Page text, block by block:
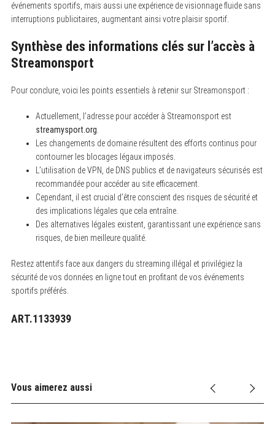
événements sportifs, mais aussi une expérience de visionnage fluide sans
interruptions publicitaires, augmentant ainsi votre plaisir sportif.
Synthèse des informations clés sur l’accès à
Streamonsport
Pour conclure, voici les points essentiels à retenir sur Streamonsport :
Actuellement, l’adresse pour accéder à Streamonsport est
streamysport.org
Les changements de domaine résultent des efforts continus pour
contourner les blocages légaux imposés.
L’utilisation de VPN, de DNS publics et de navigateurs sécurisés est
recommandée pour accéder au site efficacement.
Cependant, il est crucial d’être conscient des risques de sécurité et
des implications légales que cela entraîne.
Des alternatives légales existent, garantissant une expérience sans
risques, de bien meilleure qualité.
Restez attentifs face aux dangers du streaming illégal et privilégiez la
sécurité de vos données en ligne tout en profitant de vos événements
sportifs préférés.
ART.1133939
Vous aimerez aussi